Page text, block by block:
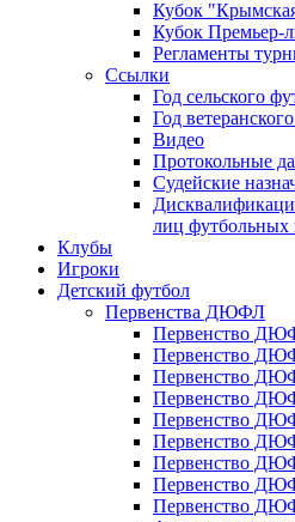
Кубок
Кубок Премьер-
Регламенты
Ссылки
Год сельского
Год
Видео
Протокольные
Судейские
лиц футбольных
Клубы
Игроки
Детский футбол
Первенства ДЮФЛ
Первенство
Первенство
Первенство
Первенство
Первенство
Первенство
Первенство
Первенство
Первенство